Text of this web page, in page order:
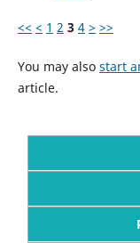
<< < 1 2 3 4 > >>
You may also start
article.